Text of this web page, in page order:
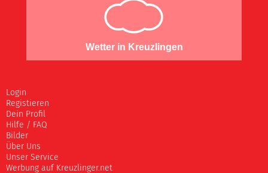
Wetter in Kreuzlingen
Login
Registieren
Dein Profil
Hilfe / FAQ
Bilder
Über Uns
Unser Service
Werbung auf Kreuzlinger.net